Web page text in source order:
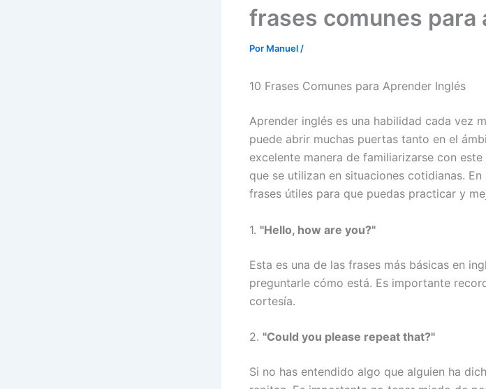
frases comunes para
Por Manuel /
10 Frases Comunes para Aprender Inglés
Aprender inglés es una habilidad cada vez
puede abrir muchas puertas tanto en el
excelente manera de familiarizarse con
que se utilizan en situaciones cotidianas.
frases útiles para que puedas practicar y
1. "Hello, how are you?"
Esta es una de las frases más básicas en
preguntarle cómo está. Es importante
cortesía.
2. "Could you please repeat that?"
Si no has entendido algo que alguien ha